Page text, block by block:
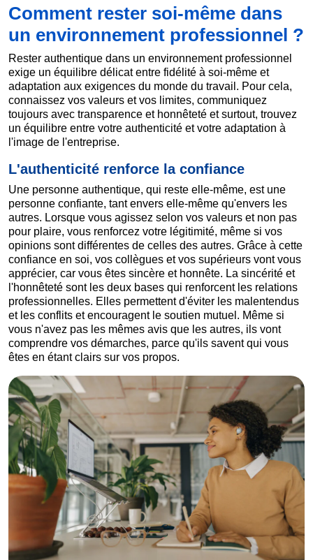
Comment rester soi-même dans
un environnement professionnel ?
Rester authentique dans un environnement professionnel
exige un équilibre délicat entre fidélité à soi-même et
adaptation aux exigences du monde du travail. Pour cela,
connaissez vos valeurs et vos limites, communiquez
toujours avec transparence et honnêteté et surtout, trouvez
un équilibre entre votre authenticité et votre adaptation à
l'image de l'entreprise.
L'authenticité renforce la confiance
Une personne authentique, qui reste elle-même, est une
personne confiante, tant envers elle-même qu'envers les
autres. Lorsque vous agissez selon vos valeurs et non pas
pour plaire, vous renforcez votre légitimité, même si vos
opinions sont différentes de celles des autres. Grâce à cette
confiance en soi, vos collègues et vos supérieurs vont vous
apprécier, car vous êtes sincère et honnête. La sincérité et
l'honnêteté sont les deux bases qui renforcent les relations
professionnelles. Elles permettent d'éviter les malentendus
et les conflits et encouragent le soutien mutuel. Même si
vous n'avez pas les mêmes avis que les autres, ils vont
comprendre vos démarches, parce qu'ils savent qui vous
êtes en étant clairs sur vos propos.